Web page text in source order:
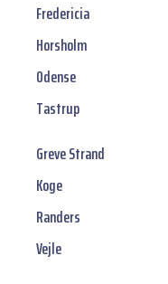
Fredericia
Horsholm
Odense
Tastrup
Greve Strand
Koge
Randers
Vejle